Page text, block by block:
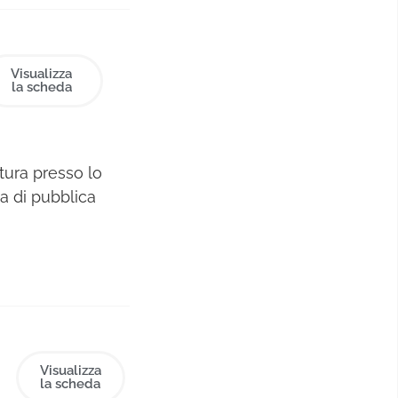
Visualizza
la scheda
presso lo
di pubblica
presso
Visualizza
la scheda